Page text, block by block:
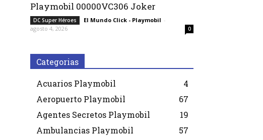
Playmobil 00000VC306 Joker
DC Super Héroes El Mundo Click - Playmobil -
agosto 4, 2026
0
Categorias
Acuarios Playmobil
4
Aeropuerto Playmobil
67
Agentes Secretos Playmobil
19
Ambulancias Playmobil
57